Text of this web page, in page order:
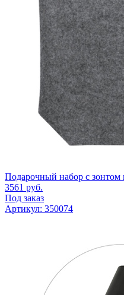
Подарочный набор с
3561 руб.
Под заказ
Артикул: 350074